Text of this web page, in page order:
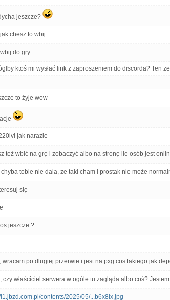
jeszcze?
chesz to wbij
do gry
ktoś mi wysłać link z zaproszeniem do discorda? Ten
to żyje wow
jak narazie
też wbić na grę i zobaczyć albo na stronę ile osób jest
chyba tobie nie dala, ze taki cham i prostak nie może
się
jeszcze ?
wracam po dlugiej przerwie i jest na pxg cos takiego jak
czy właściciel serwera w ogóle tu zagląda albo coś?
i1.jbzd.com.pl/contents/2025/05/...b6x8ix.jpg